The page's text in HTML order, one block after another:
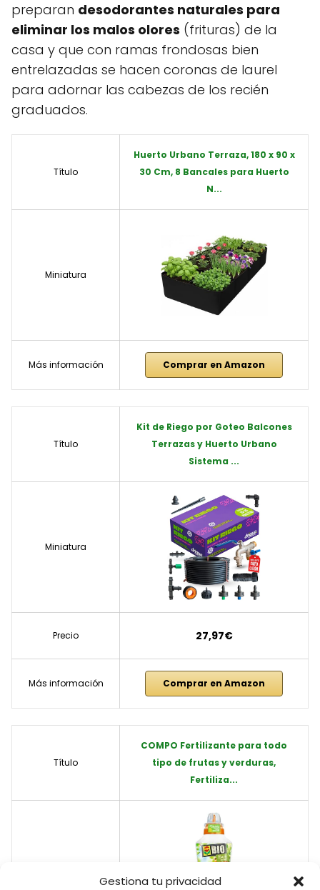
Gestiona tu privacidad
preparan desodorantes naturales para
eliminar los malos olores (frituras) de la
casa y que con ramas frondosas bien
entrelazadas se hacen coronas de laurel
para adornar las cabezas de los recién
graduados.
Título
Huerto Urbano Terraza, 180 x 90 x
30 Cm, 8 Bancales para Huerto
N...
Miniatura
Más información Comprar en Amazon
Título
Kit de Riego por Goteo Balcones
Terrazas y Huerto Urbano
Sistema ...
Miniatura
Precio 27,97€
Más información Comprar en Amazon
Título
COMPO Fertilizante para todo
tipo de frutas y verduras,
Fertiliza...